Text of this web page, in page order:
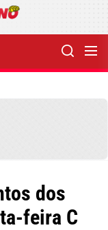
dos
feira C